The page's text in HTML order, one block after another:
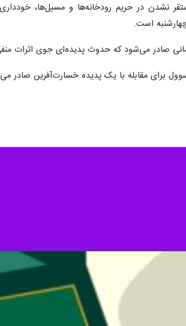
نشدن در حریم رودخانه‌ها و مسیل‌ها،
است.
صادر می‌شود که حدوث پدیده‌ای جوی اثرات
برای مقابله با یک پدیده خسارت‌آفرین صادر
روز یکشنبه اعلام کرد: با ورود موج ناپایدار ضعیف و فعالیت…